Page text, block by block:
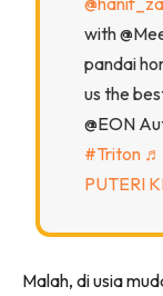
with
pandai
us the
@EON
#Triton ♬
PUTERI
Malah, di usia